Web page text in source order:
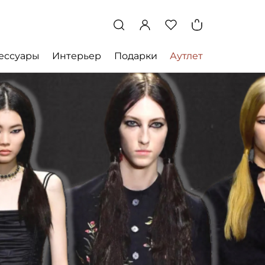
Интерьер Подарки Аутлет